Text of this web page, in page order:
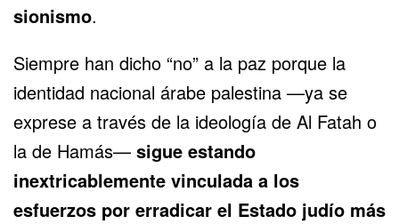
sionismo.
Siempre han dicho “no” a la paz porque la
identidad nacional árabe palestina —ya se
exprese a través de la ideología de Al Fatah o
la de Hamás— sigue estando
inextricablemente vinculada a los
esfuerzos por erradicar el Estado judío más